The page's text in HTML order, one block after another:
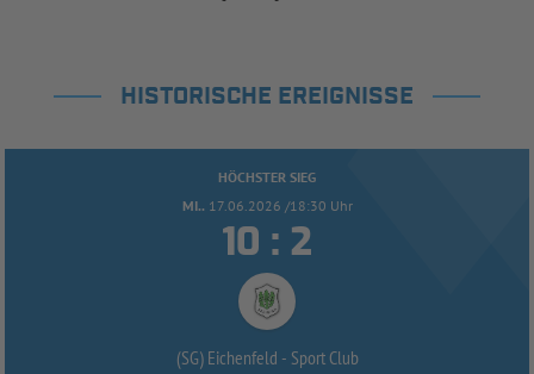
HISTORISCHE EREIGNISSE
HÖCHSTER SIEG
MI.. 17.06.2026 /18:30 Uhr
 : 
(SG) Eichenfeld - Sport Club